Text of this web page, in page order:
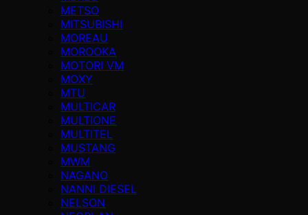
METSO
MITSUBISHI
MOREAU
MOROOKA
MOTORI VM
MOXY
MTU
MULTICAR
MULTIONE
MULTITEL
MUSTANG
MWM
NAGANO
NANNI DIESEL
NELSON